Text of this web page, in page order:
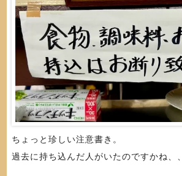
ちょっと珍しい注意書き。
過去に持ち込んだ人がいたのですかね、、